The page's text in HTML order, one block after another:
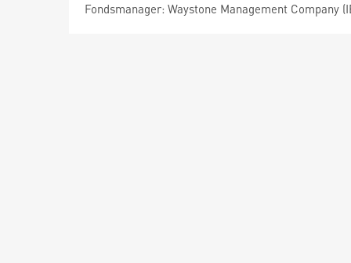
Fondsmanager: Waystone Management Company